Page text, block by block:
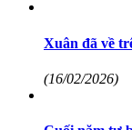
Xuân đã về
(16/02/2026)